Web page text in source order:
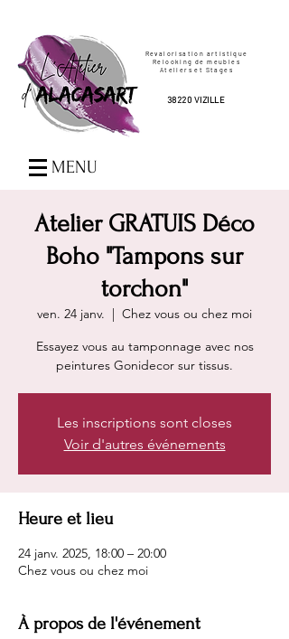
Revalorisation artistique
Relooking de meubles
Ateliers et Stages
38220 VIZILLE
MENU
Atelier GRATUIS Déco
Boho "Tampons sur
torchon"
ven. 24 janv.
  |
Chez vous ou chez moi
Essayez vous au tamponnage avec nos
peintures Gonidecor sur tissus.
Les inscriptions sont closes
Voir d'autres événements
Heure et lieu
24 janv. 2025, 18:00 – 20:00
Chez vous ou chez moi
À propos de l'événement